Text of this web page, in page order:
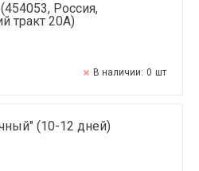
Россия,
тракт 20А)
В наличии: 0 шт
(10-12 дней)